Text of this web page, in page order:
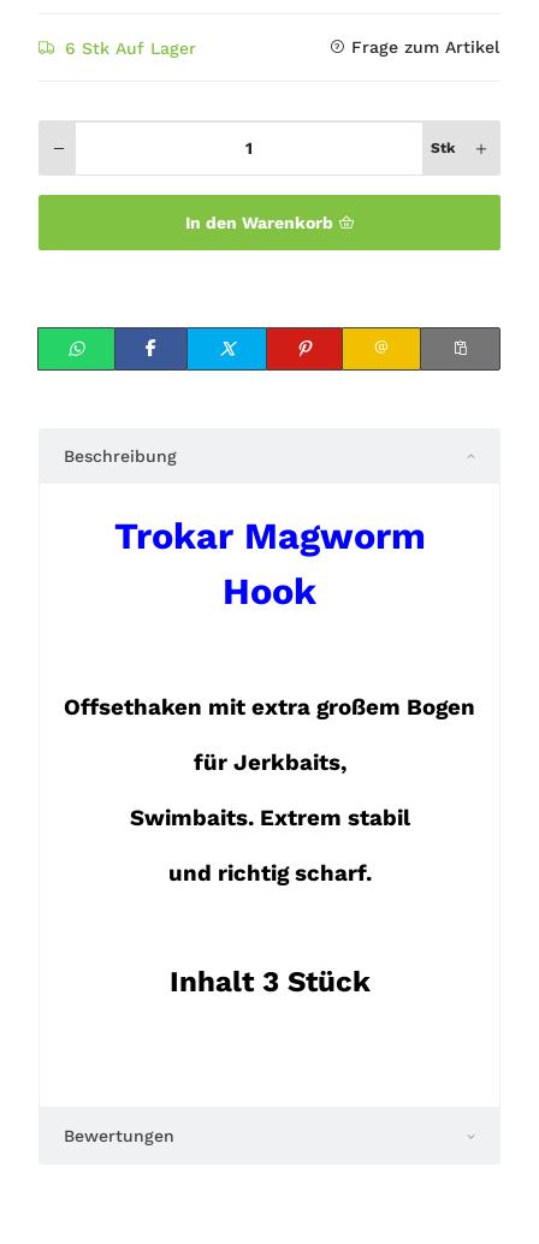
6 Stk Auf Lager Frage zum Artikel
Stk
In den Warenkorb
Beschreibung
Trokar Magworm
Hook
Offsethaken mit extra großem Bogen
für Jerkbaits,
Swimbaits. Extrem stabil
und richtig scharf.
Inhalt 3 Stück
Bewertungen